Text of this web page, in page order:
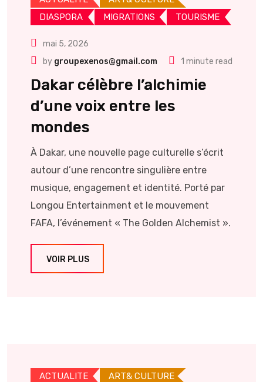
DIASPORA
MIGRATIONS TOURISME
mai 5, 2026
by groupexenos@gmail.com 1 minute read
Dakar célèbre l’alchimie
d’une voix entre les
mondes
À Dakar, une nouvelle page culturelle s’écrit
autour d’une rencontre singulière entre
musique, engagement et identité. Porté par
Longou Entertainment et le mouvement
FAFA, l’événement « The Golden Alchemist ».
VOIR PLUS
ACTUALITE
ART& CULTURE